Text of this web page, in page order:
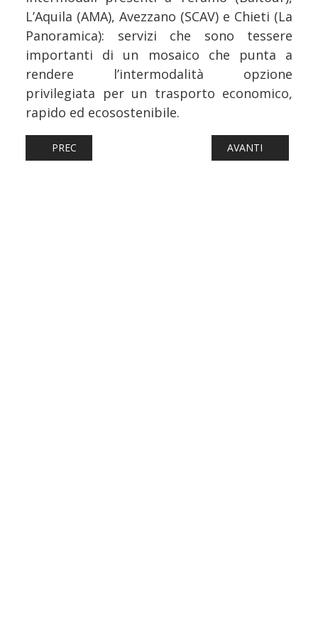
L’Aquila (AMA), Avezzano (SCAV) e Chieti (La
Panoramica): servizi che sono tessere
importanti di un mosaico che punta a
rendere l’intermodalità opzione
privilegiata per un trasporto economico,
rapido ed ecosostenibile.
ARTICOLO PRECEDENTE: FERROVIE: VENETO, LE NOVITÀ
PREC ARTICOLO
AVANTI